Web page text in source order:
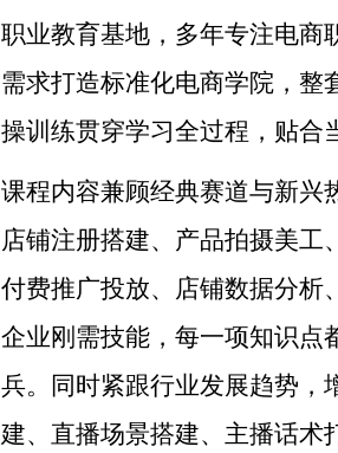
职业教育基地，多年专注电商
需求打造标准化电商学院，整
操训练贯穿学习全过程，贴合
课程内容兼顾经典赛道与新兴
店铺注册搭建、产品拍摄美工
付费推广投放、店铺数据分析
企业刚需技能，每一项知识点
兵。同时紧跟行业发展趋势，
建、直播场景搭建、主播话术